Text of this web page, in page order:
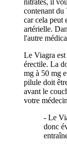
nitrates, il
contenant du
car cela peut
artérielle.
l'autre
Le Viagra
érectile. La
mg à 50 mg
pilule doit
avant le
votre
- Le
donc